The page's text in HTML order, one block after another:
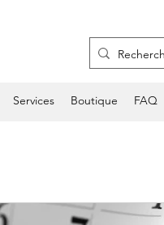
Services Boutique FAQ